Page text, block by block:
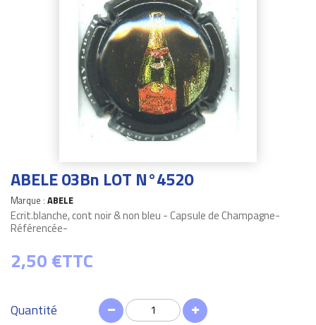
ABELE 03Bn LOT N°4520
Marque : ABELE
Ecrit.blanche, cont noir & non bleu - Capsule de Champagne-
Référencée-
2,50 €TTC
Quantité